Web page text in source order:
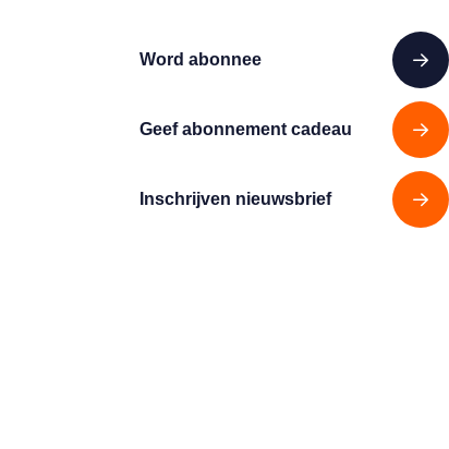
Word abonnee
Geef abonnement cadeau
Inschrijven nieuwsbrief